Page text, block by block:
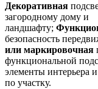
Декоративная
загородному дому и
ландшафту;
безопасность
или маркировочная
функциональной
элементы интерьера
по участку.